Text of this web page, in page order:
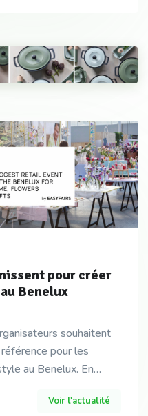
pour créer
Benelux
souhaitent
pour les
au Benelux. En
Voir l'actualité